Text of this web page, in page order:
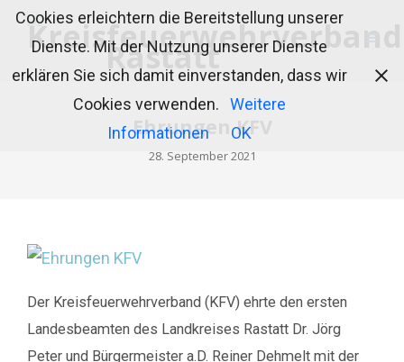
Ehrungen KFV
28. September 2021
Der Kreisfeuerwehrverband (KFV) ehrte den ersten
Landesbeamten des Landkreises Rastatt Dr. Jörg
Peter und Bürgermeister a.D. Reiner Dehmelt mit der
Cookies erleichtern die Bereitstellung unserer
Dienste. Mit der Nutzung unserer Dienste
erklären Sie sich damit einverstanden, dass wir
Cookies verwenden.
Weitere
Informationen
OK